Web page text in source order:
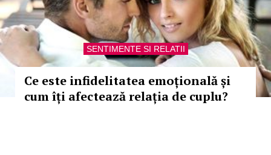
SENTIMENTE SI RELATII
Ce este infidelitatea emoțională și
cum îți afectează relația de cuplu?